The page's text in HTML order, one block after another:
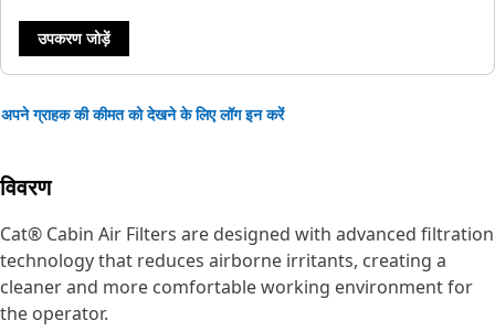
उपकरण जोड़ें
अपने ग्राहक की कीमत को देखने के लिए लॉग इन करें
विवरण
Cat® Cabin Air Filters are designed with advanced filtration
technology that reduces airborne irritants, creating a
cleaner and more comfortable working environment for
the operator.